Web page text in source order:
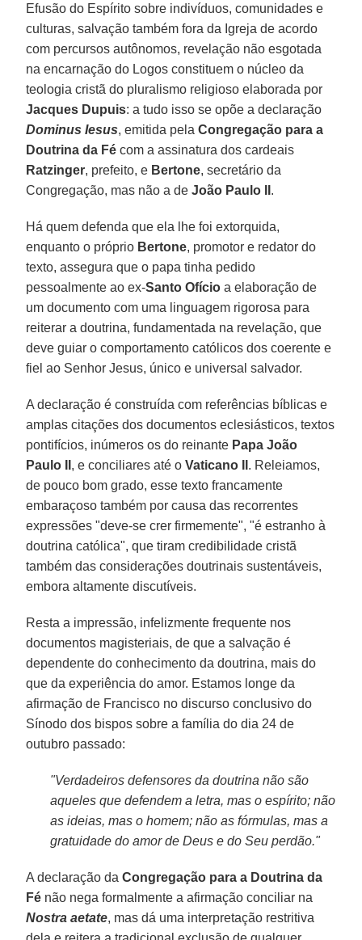
Efusão do Espírito sobre indivíduos, comunidades e
culturas, salvação também fora da Igreja de acordo
com percursos autônomos, revelação não esgotada
na encarnação do Logos constituem o núcleo da
teologia cristã do pluralismo religioso elaborada por
Jacques Dupuis: a tudo isso se opõe a declaração
Dominus Iesus, emitida pelaCongregação para a
Doutrina da Fé com a assinatura dos cardeais
Ratzinger, prefeito, e Bertone, secretário da
Congregação, mas não a deJoão Paulo II .
Há quem defenda que ela lhe foi extorquida,
enquanto o próprio Bertone, promotor e redator do
texto, assegura que o papa tinha pedido
pessoalmente ao ex-Santo Ofício a elaboração de
um documento com uma linguagem rigorosa para
reiterar a doutrina, fundamentada na revelação, que
deve guiar o comportamento católicos dos coerente e
fiel ao Senhor Jesus, único e universal salvador.
A declaração é construída com referências bíblicas e
amplas citações dos documentos eclesiásticos, textos
pontifícios, inúmeros os do reinante Papa João
Paulo II , e conciliares até oVaticano II . Releiamos,
de pouco bom grado, esse texto francamente
embaraçoso também por causa das recorrentes
expressões "deve-se crer firmemente", "é estranho à
doutrina católica", que tiram credibilidade cristã
também das considerações doutrinais sustentáveis,
embora altamente discutíveis.
Resta a impressão, infelizmente frequente nos
documentos magisteriais, de que a salvação é
dependente do conhecimento da doutrina, mais do
que da experiência do amor. Estamos longe da
afirmação de Francisco no discurso conclusivo do
Sínodo dos bispos sobre a família do dia 24 de
outubro passado:
"Verdadeiros defensores da doutrina não são
aqueles que defendem a letra, mas o espírito; não
as ideias, mas o homem; não as fórmulas, mas a
gratuidade do amor de Deus e do Seu perdão."
A declaração daCongregação para a Doutrina da
Fé não nega formalmente a afirmação conciliar na
Nostra aetate, mas dá uma interpretação restritiva